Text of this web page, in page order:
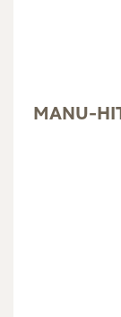
MANU-